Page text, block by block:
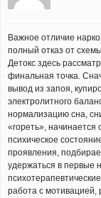
Важное отличие
полный отказ от
Детокс здесь
финальная точка.
вывод из запоя,
электролитного
нормализацию сна,
«гореть»,
психическое
проявления,
удержаться в первые
работа с мотивацией,